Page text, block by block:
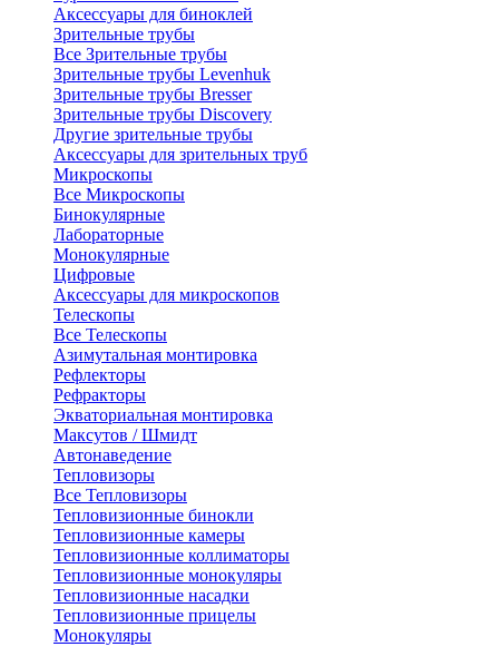
Аксессуары для биноклей
Зрительные трубы
Все Зрительные трубы
Зрительные трубы Levenhuk
Зрительные трубы Bresser
Зрительные трубы Discovery
Другие зрительные трубы
Аксессуары для зрительных труб
Микроскопы
Все Микроскопы
Бинокулярные
Лабораторные
Монокулярные
Цифровые
Аксессуары для микроскопов
Телескопы
Все Телескопы
Азимутальная монтировка
Рефлекторы
Рефракторы
Экваториальная монтировка
Максутов / Шмидт
Автонаведение
Тепловизоры
Все Тепловизоры
Тепловизионные бинокли
Тепловизионные камеры
Тепловизионные коллиматоры
Тепловизионные монокуляры
Тепловизионные насадки
Тепловизионные прицелы
Монокуляры